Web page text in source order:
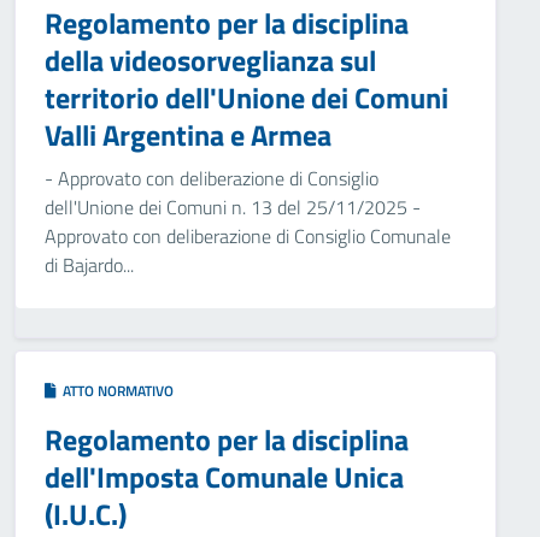
Regolamento per la disciplina
della videosorveglianza sul
territorio dell'Unione dei Comuni
Valli Argentina e Armea
- Approvato con deliberazione di Consiglio
dell'Unione dei Comuni n. 13 del 25/11/2025 -
Approvato con deliberazione di Consiglio Comunale
di Bajardo...
ATTO NORMATIVO
Regolamento per la disciplina
dell'Imposta Comunale Unica
(I.U.C.)